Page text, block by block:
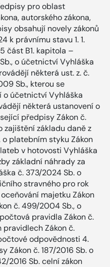
pro oblast
autorského zákona,
obsahují novely zákonů
k právnímu stavu 1. 1.
část B1. kapitola –
o účetnictví Vyhláška
některá ust. z. č.
Sb., kterou se
o účetnictví Vyhláška
některá ustanovení o
předpisy Zákon č.
zajištění základu daně z
o platebním styku Zákon
v hotovosti Vyhláška
základní náhrady za
č. 373/2024 Sb. o
stravného pro rok
oceňování majetku Zákon
č. 499/2004 Sb., o
pravidla Zákon č.
Zákon č.
odpovědnosti 4.
Zákon č. 187/2016 Sb. o
2016 Sb. celní zákon